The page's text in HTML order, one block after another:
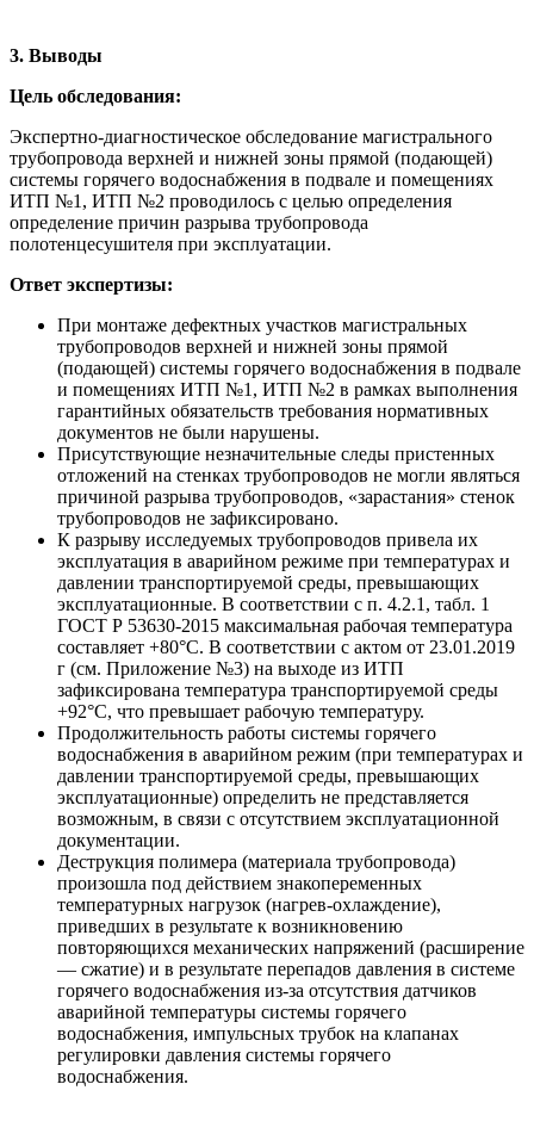
3. Выводы
Цель обследования:
Экспертно-диагностическое обследование магистрального
трубопровода верхней и нижней зоны прямой (подающей)
системы горячего водоснабжения в подвале и помещениях
ИТП №1, ИТП №2 проводилось с целью определения
определение причин разрыва трубопровода
полотенцесушителя при эксплуатации.
Ответ экспертизы:
При монтаже дефектных участков магистральных
трубопроводов верхней и нижней зоны прямой
(подающей) системы горячего водоснабжения в подвале
и помещениях ИТП №1, ИТП №2 в рамках выполнения
гарантийных обязательств требования нормативных
документов не были нарушены.
Присутствующие незначительные следы пристенных
отложений на стенках трубопроводов не могли являться
причиной разрыва трубопроводов, «зарастания» стенок
трубопроводов не зафиксировано.
К разрыву исследуемых трубопроводов привела их
эксплуатация в аварийном режиме при температурах и
давлении транспортируемой среды, превышающих
эксплуатационные. В соответствии с п. 4.2.1, табл. 1
ГОСТ Р 53630-2015 максимальная рабочая температура
составляет +80°С. В соответствии с актом от 23.01.2019
г (см. Приложение №3) на выходе из ИТП
зафиксирована температура транспортируемой среды
+92°С, что превышает рабочую температуру.
Продолжительность работы системы горячего
водоснабжения в аварийном режим (при температурах и
давлении транспортируемой среды, превышающих
эксплуатационные) определить не представляется
возможным, в связи с отсутствием эксплуатационной
документации.
Деструкция полимера (материала трубопровода)
произошла под действием знакопеременных
температурных нагрузок (нагрев-охлаждение),
приведших в результате к возникновению
повторяющихся механических напряжений (расширение
— сжатие) и в результате перепадов давления в системе
горячего водоснабжения из-за отсутствия датчиков
аварийной температуры системы горячего
водоснабжения, импульсных трубок на клапанах
регулировки давления системы горячего
водоснабжения.